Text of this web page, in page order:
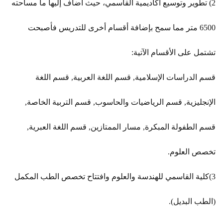
2) تطوير وتوسيع أكاديمية القاسمي، حيث أضاف إليها ما مساحته
6500 متر مما سمح بإضافة أقسام أخرى للتدريس فأصبحت
تشتمل على الأقسام الآتية:
قسم الدراسات الإسلامية, قسم اللغة العربية, قسم اللغة
الإنجليزية, قسم الرياضيات والحاسوب, قسم التربية الخاصة,
قسم الطفولة المبكرة, مسار الممتازين, قسم اللغة العبرية,
تخصص العلوم.
3)كلية القاسمي للهندسة والعلوم وافتتاح تخصص الطب المكمل
(الطب البديل).